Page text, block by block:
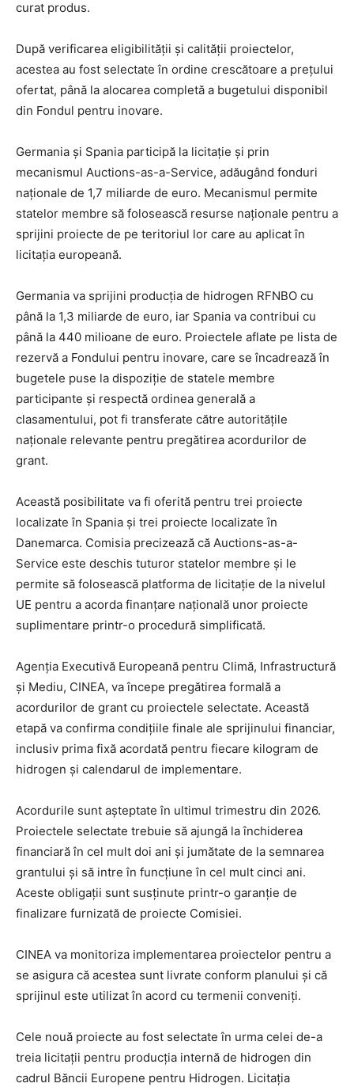
curat produs.
După verificarea eligibilității și calității proiectelor,
acestea au fost selectate în ordine crescătoare a prețului
ofertat, până la alocarea completă a bugetului disponibil
din Fondul pentru inovare.
Germania și Spania participă la licitație și prin
mecanismul Auctions-as-a-Service, adăugând fonduri
naționale de 1,7 miliarde de euro. Mecanismul permite
statelor membre să folosească resurse naționale pentru a
sprijini proiecte de pe teritoriul lor care au aplicat în
licitația europeană.
Germania va sprijini producția de hidrogen RFNBO cu
până la 1,3 miliarde de euro, iar Spania va contribui cu
până la 440 milioane de euro. Proiectele aflate pe lista de
rezervă a Fondului pentru inovare, care se încadrează în
bugetele puse la dispoziție de statele membre
participante și respectă ordinea generală a
clasamentului, pot fi transferate către autoritățile
naționale relevante pentru pregătirea acordurilor de
grant.
Această posibilitate va fi oferită pentru trei proiecte
localizate în Spania și trei proiecte localizate în
Danemarca. Comisia precizează că Auctions-as-a-
Service este deschis tuturor statelor membre și le
permite să folosească platforma de licitație de la nivelul
UE pentru a acorda finanțare națională unor proiecte
suplimentare printr-o procedură simplificată.
Agenția Executivă Europeană pentru Climă, Infrastructură
și Mediu, CINEA, va începe pregătirea formală a
acordurilor de grant cu proiectele selectate. Această
etapă va confirma condițiile finale ale sprijinului financiar,
inclusiv prima fixă acordată pentru fiecare kilogram de
hidrogen și calendarul de implementare.
Acordurile sunt așteptate în ultimul trimestru din 2026.
Proiectele selectate trebuie să ajungă la închiderea
financiară în cel mult doi ani și jumătate de la semnarea
grantului și să intre în funcțiune în cel mult cinci ani.
Aceste obligații sunt susținute printr-o garanție de
finalizare furnizată de proiecte Comisiei.
CINEA va monitoriza implementarea proiectelor pentru a
se asigura că acestea sunt livrate conform planului și că
sprijinul este utilizat în acord cu termenii conveniți.
Cele nouă proiecte au fost selectate în urma celei de-a
treia licitații pentru producția internă de hidrogen din
cadrul Băncii Europene pentru Hidrogen. Licitația